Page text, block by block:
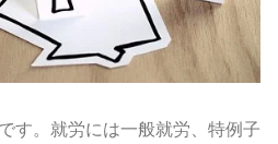
す。就労には一般就労、特例子